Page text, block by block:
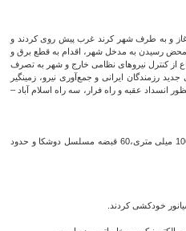
ذهاب ) آغاز و به طرف شهر کرند غرب پیش روی کردند و
غرب پیشروی کرده، به محض رسیدن به مدخل شهر، اقدام به قطع برق و
از کنترل نیروهای نظامی خارج و شهر به تصرف
که در منطقه حسن‌آباد (20کیلومتری اسلام‌آباد) به دلیل سازماندهی جدید رزمندگان ایرانی و جمع‌آوری نیرو، زمینگیر
به منظور انسداد عقبه و راه فرار، سه راه اسلام آباد –
12 دستگاه تانک سبک کاسکا و پل برزیلی،40 دستگاه نفربر، 30 عراده توپ 122 میلی متری،حدود 240 قبضه انواع خمپاره، 1000 قبضه آر پی جی هفت، 700 قبضه تیر بار،توپ 106 میلی متری،‌60 قبضه مسلسل دوشکا و حدود